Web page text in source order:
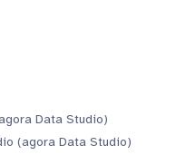
Data Studio)
(agora Data Studio)